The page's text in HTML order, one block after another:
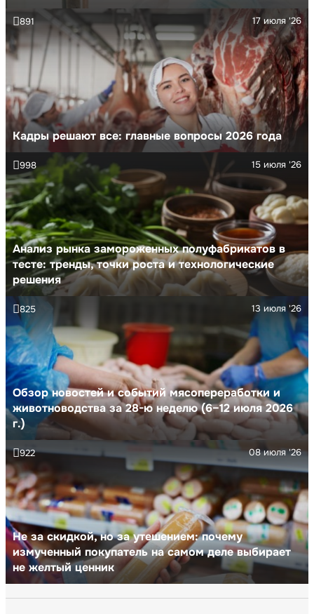
Кадры решают все: главные вопросы 2026 года
17 июля '26
891
Анализ рынка замороженных полуфабрикатов в
тесте: тренды, точки роста и технологические
решения
15 июля '26
998
Обзор новостей и событий мясопереработки и
животноводства за 28-ю неделю (6–12 июля 2026
г.)
13 июля '26
825
Не за скидкой, но за утешением: почему
измученный покупатель на самом деле выбирает
не желтый ценник
08 июля '26
922